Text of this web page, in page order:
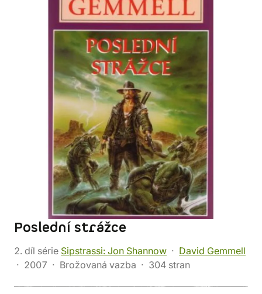
Poslední strážce
2. díl série Sipstrassi: Jon Shannow
David Gemmell
2007
Brožovaná vazba 304 stran